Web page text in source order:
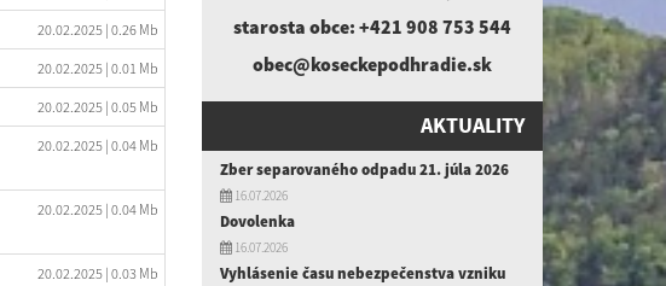
20.02.2025 | 0.26 Mb
20.02.2025 | 0.01 Mb
20.02.2025 | 0.05 Mb
20.02.2025 | 0.04 Mb
20.02.2025 | 0.04 Mb
20.02.2025 | 0.03 Mb
starosta obce:+421 908 753 544
obec@koseckepodhradie.sk
AKTUALITY
Zber separovaného odpadu 21. júla 2026
16.07.2026
Dovolenka
16.07.2026
Vyhlásenie času nebezpečenstva vzniku